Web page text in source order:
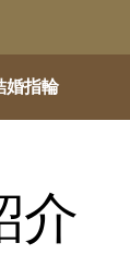
婚指輪
介